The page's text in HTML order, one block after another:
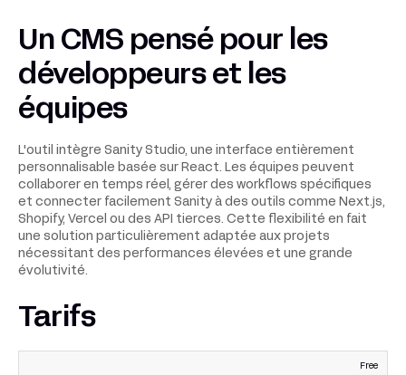
Un CMS pensé pour les
développeurs et les
équipes
L'outil intègre Sanity Studio, une interface entièrement
personnalisable basée sur React. Les équipes peuvent
collaborer en temps réel, gérer des workflows spécifiques
et connecter facilement Sanity à des outils comme Next.js,
Shopify, Vercel ou des API tierces. Cette flexibilité en fait
une solution particulièrement adaptée aux projets
nécessitant des performances élevées et une grande
évolutivité.
Tarifs
Free